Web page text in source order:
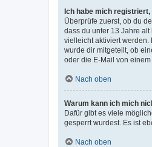
Ich habe mich
Überprüfe zuerst, ob du
dass du unter 13 Jahre
vielleicht aktiviert werden.
wurde dir mitgeteilt, ob
oder die E-Mail von
Nach oben
Warum kann ich mich
Dafür gibt es viele
gesperrt wurdest. Es ist
Nach oben